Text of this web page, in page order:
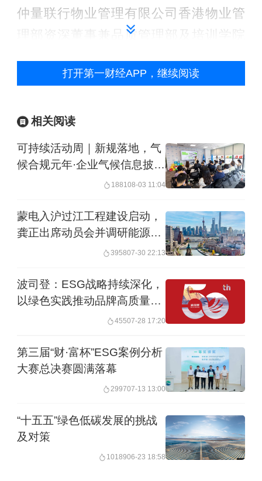
仲量联行物业管理有限公司香港物业管
理部资深董事兼品质管理部及培训学院
JP表示：“本次论坛聚焦气候相关财务信
业管理、能源效益及共融社区等课题，
分享前沿经验与行业洞察，以期集思广
更多高瞻远瞩的启示，凝聚跨界合作共
识，共同推动行业的进步，促进社会和
启动“供应商碳披露生态圈”计划 透过平
为响应政府的可持续信息披露政策，香
港品质保证局在论坛上联同多家地产发
质保证局“供应商ESG及碳披露平台”推
动的业界协作计划，名为“供应商碳披露
打开第一财经APP，继续阅读
相关阅读
可持续活动周｜新规落地，气
候合规元年·企业气候信息披露
188108-03 11:04
蒙电入沪过江工程建设启动，
龚正出席动员会并调研能源发
395807-30 22:13
波司登：ESG战略持续深化，
以绿色实践推动品牌高质量发
45507-28 17:20
第三届“财·富杯”ESG案例分析
大赛总决赛圆满落幕
299707-13 13:00
“十五五”绿色低碳发展的挑战
及对策
1018906-23 18:58